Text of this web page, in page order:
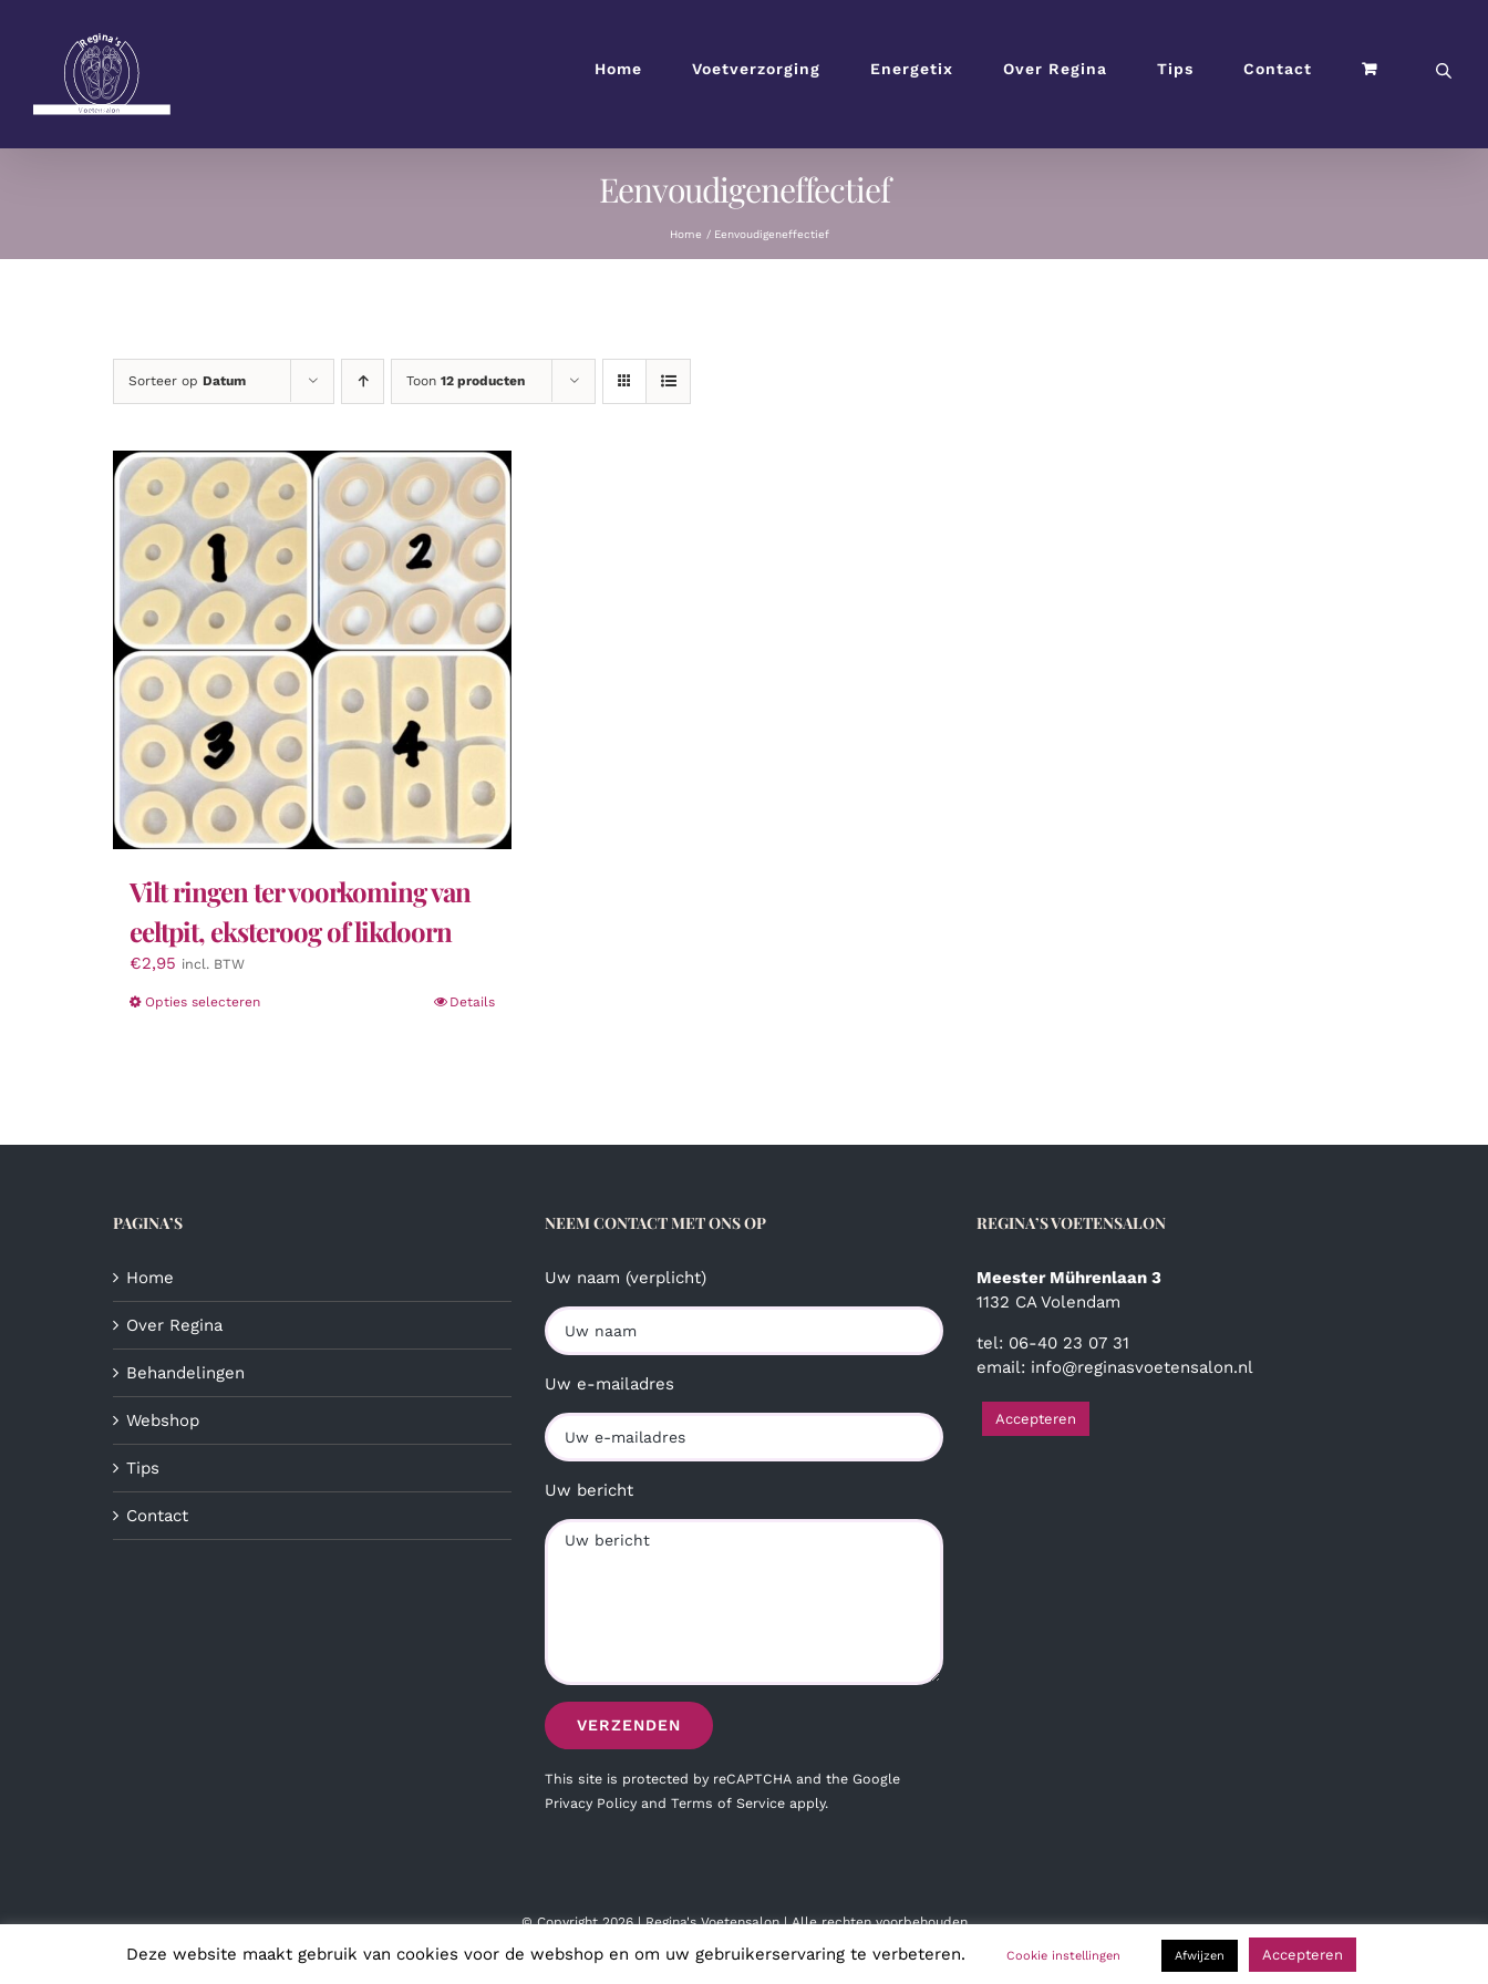
Home Voetverzorging Energetix Over Regina Tips Contact
Eenvoudigeneffectief
Home Eenvoudigeneffectief
Sorteer op Datum Toon 12 producten
Vilt ringen ter voorkoming van
eeltpit, eksteroog of likdoorn
€2,95 incl. BTW
Opties selecterenDit
optie
Details
PAGINA’S
Home
Over Regina
Behandelingen
Webshop
Tips
Contact
NEEM CONTACT MET ONS OP
Uw naam (verplicht)
Uw e-mailadres
Uw bericht
This site is protected by reCAPTCHA and the Google
Privacy Policy and Terms of Service apply.
REGINA’S VOETENSALON
Meester Mührenlaan 3
1132 CA Volendam
tel: 06-40 23 07 31
email: info@reginasvoetensalon.nl
Accepteren
© Copyright2026 | Regina's Voetensalon | Alle rechten voorbehouden
Deze website maakt gebruik van cookies voor de webshop en om uw gebruikerservaring te verbeteren. Cookie instellingen Afwijzen Accepteren